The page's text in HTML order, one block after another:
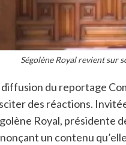
Ségolène Royal revient sur
diffusion du reportage
des réactions.
Royal, présidente
un contenu